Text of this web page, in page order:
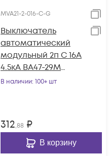
MVA21-2-016-C-G
Выключатель
автоматический
модульный 2п C 16А
4.5кА ВА47-29М
GENERICA MVA21-2-
В наличии: 100+ шт
312,88 ₽
В корзину